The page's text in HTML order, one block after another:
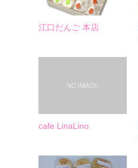
江口だんご 本店
cafe LinaLino